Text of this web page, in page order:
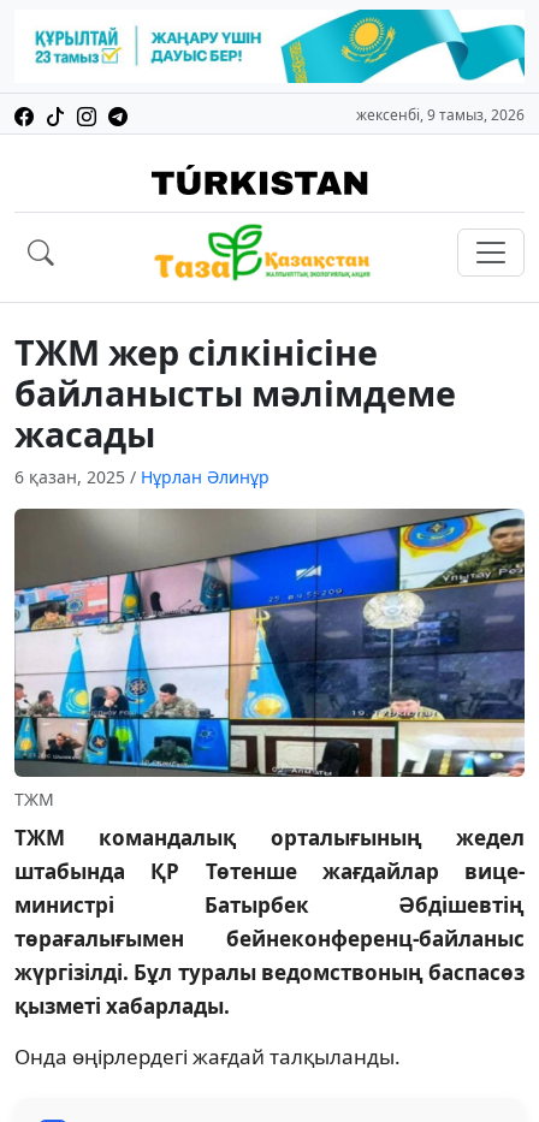
жексенбі, 9 тамыз, 2026
ТЖМ жер сілкінісіне
байланысты мәлімдеме
жасады
6 қазан, 2025 / Нұрлан Әлинұр
ТЖМ
ТЖМ командалық орталығының жедел
штабында ҚР Төтенше жағдайлар вице-
министрі Батырбек Әбдішевтің
төрағалығымен бейнеконференц-байланыс
жүргізілді. Бұл туралы ведомствоның баспасөз
қызметі хабарлады.
Онда өңірлердегі жағдай талқыланды.